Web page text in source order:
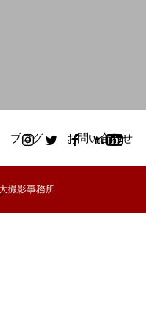
ブログ お問い合わせ
撮影事務所